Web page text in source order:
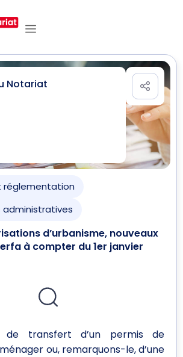
Notariat
réglementation
d’urbanisme, nouveaux
à compter du 1er janvier
de transfert d’un permis de
ou, remarquons-le, d’une